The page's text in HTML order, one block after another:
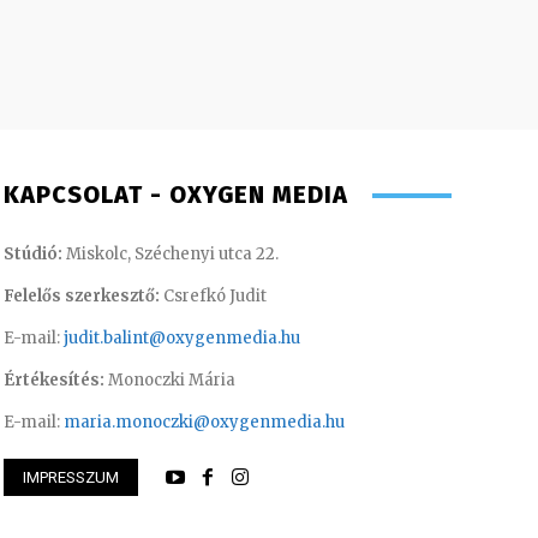
– operatőr-vágó
KAPCSOLAT - OXYGEN MEDIA
Stúdió: Miskolc, Széchenyi utca 22.
Felelős szerkesztő: Csrefkó Judit
E-mail:judit.balint@oxygenmedia.hu
Értékesítés: Monoczki Mária
E-mail: maria.monoczki@oxygenmedia.hu
IMPRESSZUM